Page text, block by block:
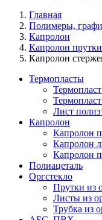
Главная
Полимеры,
Капролон
Капролон
Капролон
Термопласты
Лист
Капролон
Капролон
Капролон
Капролон
Полиацеталь
Оргстекло
Прутки из
Листы из
Трубка из